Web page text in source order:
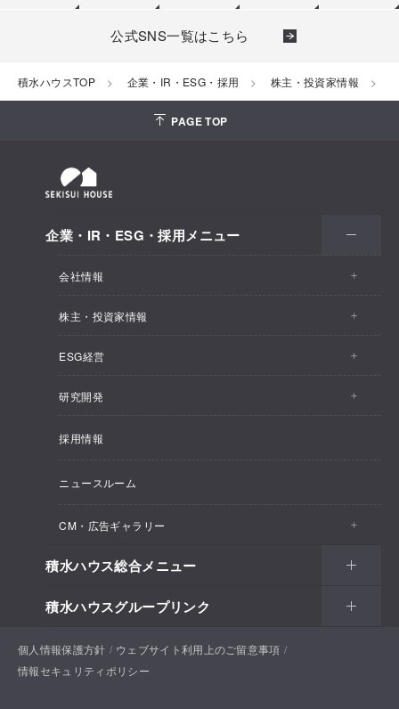
公式SNS一覧はこちら
積水ハウスTOP 企業・IR・ESG・採用 株主・投資家情報
PAGE TOP
企業・IR・ESG・採用メニュー
会社情報
会社情報トップ
事業概要
企業理念
コーポレートガバナンス
株主・投資家情報
株主・投資家情報トップ
IRトピックス
経営計画
M.D.C. Holdings, Incの買収について
受注速報
IRカレンダー
ESG経営
ESG経営トップ
CEOメッセージ
ESG経営の方針・体制
マテリアリティ
環境
ガバナンス
研究開発
しあわせ住まい研究所
総合住宅研究所
採用情報
ニュースルーム
CM・広告ギャラリー
CM・広告ギャラリートップ
CM一覧
新聞広告一覧
積水ハウス総合メニュー
住まい
戸建住宅
土地活用
積水ハウスグループリンク
積水ハウスサポートプラス
個人情報保護方針
ウェブサイト利用上のご留意事項
情報セキュリティポリシー